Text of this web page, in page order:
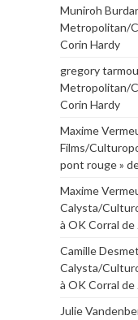
Muniroh
Metropolitan/
Corin Hardy
gregory
Metropolitan/
Corin Hardy
Maxime
Films/
pont rouge »
Maxime
Calysta/
à OK Corral
Camille Desmet
Calysta/
à OK Corral
Julie